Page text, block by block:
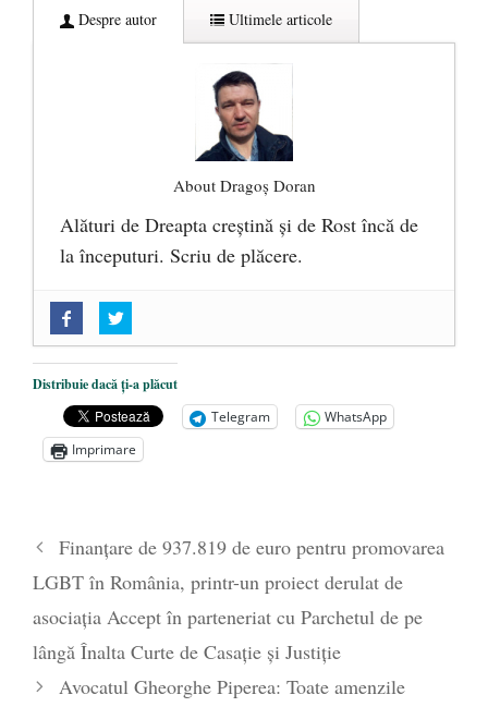
Despre autor Ultimele articole
About Dragoș Doran
Alături de Dreapta creștină și de Rost încă de
la începuturi. Scriu de plăcere.
„Acum nu e momentul”
O nouă autostradă distruge pădurea
amazoniană, pentru summitul climatic
COP30 - 14 martie 2025
Alegeri controlate
Distribuie dacă ți-a plăcut
Telegram
WhatsApp
Imprimare
Finanțare de 937.819 de euro pentru promovarea
LGBT în România, printr-un proiect derulat de
asociația Accept în parteneriat cu Parchetul de pe
lângă Înalta Curte de Casație și Justiție
Avocatul Gheorghe Piperea: Toate amenzile